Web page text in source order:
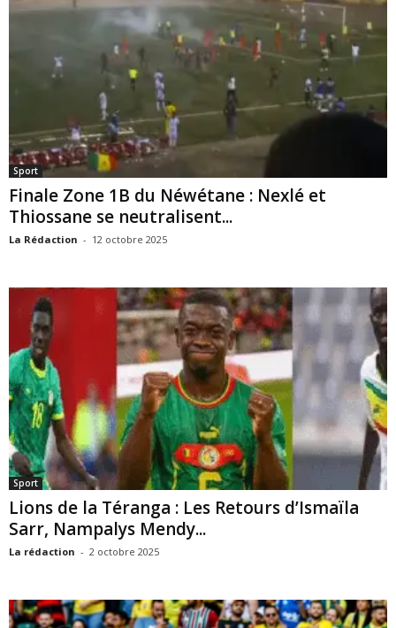
Sport
Finale Zone 1B du Néwétane : Nexlé et
Thiossane se neutralisent...
La Rédaction - 12 octobre 2025
Sport
Lions de la Téranga : Les Retours d’Ismaïla
Sarr, Nampalys Mendy...
La rédaction - 2 octobre 2025